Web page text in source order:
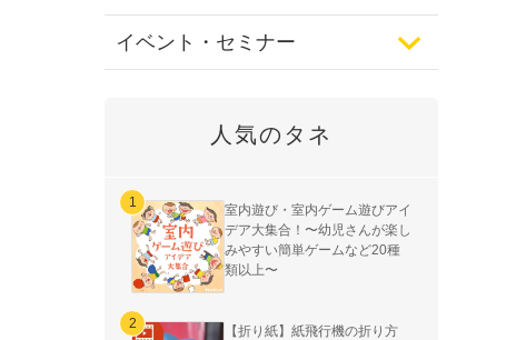
イベント・セミナー
人気のタネ
室内遊び・室内ゲーム遊びアイ
デア大集合！〜幼児さんが楽し
みやすい簡単ゲームなど20種
類以上〜
【折り紙】紙飛行機の折り方